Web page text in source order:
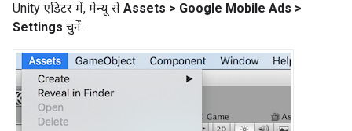
Unity एडिटर में, मेन्यू से Assets > Google Mobile Ads >
Settings चुनें.